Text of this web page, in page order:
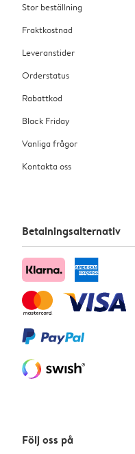
Stor beställning
Fraktkostnad
Leveranstider
Orderstatus
Rabattkod
Black Friday
Vanliga frågor
Kontakta oss
Betalningsalternativ
Följ oss på